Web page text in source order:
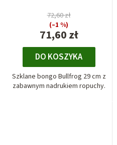
71,60 zł
72,60 zł
(–1 %)
DO KOSZYKA
Szklane bongo Bullfrog 29 cm z
zabawnym nadrukiem ropuchy.